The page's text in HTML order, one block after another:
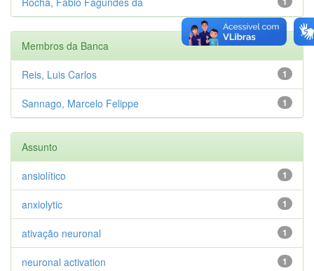
Membros da Banca
1
Reis, Luis Carlos
1
Sannago, Marcelo Felippe
Assunto
1
ansiolítico
1
anxiolytic
1
ativação neuronal
1
neuronal activation